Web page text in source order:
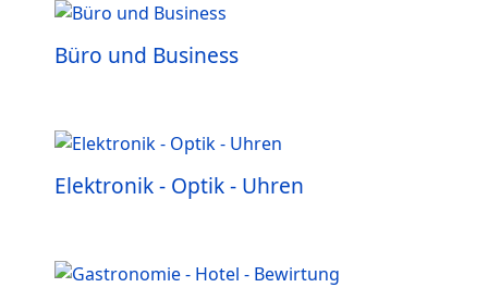
Büro und Business
Elektronik - Optik - Uhren